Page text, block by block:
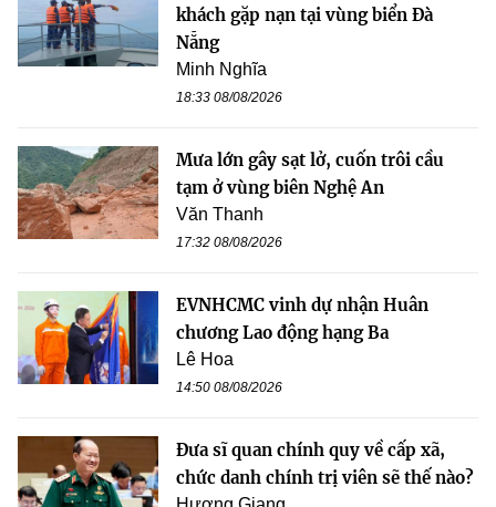
khách gặp nạn tại vùng biển Đà
Nẵng
Minh Nghĩa
18:33 08/08/2026
Mưa lớn gây sạt lở, cuốn trôi cầu
tạm ở vùng biên Nghệ An
Văn Thanh
17:32 08/08/2026
EVNHCMC vinh dự nhận Huân
chương Lao động hạng Ba
Lê Hoa
14:50 08/08/2026
Đưa sĩ quan chính quy về cấp xã,
chức danh chính trị viên sẽ thế nào?